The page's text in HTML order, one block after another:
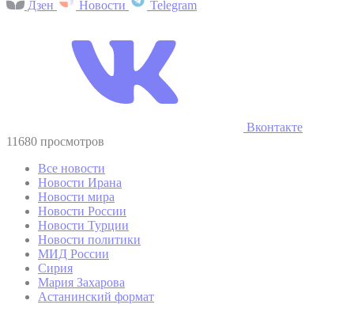
Дзен Новости Telegram
Вконтакте
11680 просмотров
Все новости
Новости Ирана
Новости мира
Новости России
Новости Турции
Новости политики
МИД России
Сирия
Мария Захарова
Астанинский формат